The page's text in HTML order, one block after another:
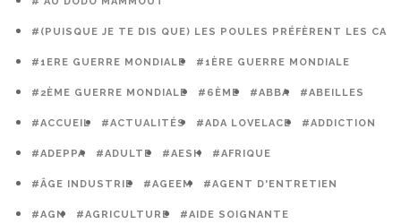
#(PUISQUE JE TE DIS QUE) LES POULES PRÉFÈRENT LES
#1ERE GUERRE MONDIALE #1ÈRE GUERRE MONDIALE
#2ÈME GUERRE MONDIALE #6ÈME #ABBA #ABEILLES
#ACCUEIL #ACTUALITÉS #ADA LOVELACE #ADDICTION
#ADEPPA #ADULTE #AESH #AFRIQUE
#ÂGE INDUSTRIE #AGEEM #AGENT D'ENTRETIEN
#AGN #AGRICULTURE #AIDE SOIGNANTE